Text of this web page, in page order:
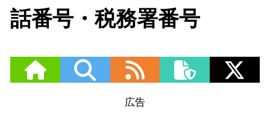
話番号・税務署番号